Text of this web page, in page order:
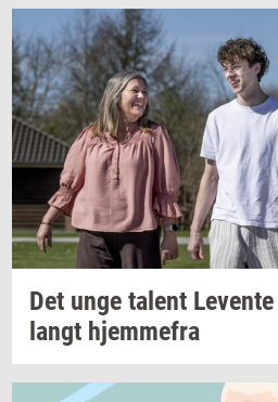
Det unge ta­lent Le­ven­te
langt hjem­me­fra